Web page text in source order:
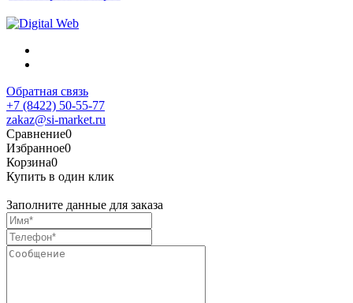
Обратная связь
+7 (8422) 50-55-77
zakaz@si-market.ru
Сравнение0
Избранное0
Корзина0
Купить в один клик
Заполните данные для заказа